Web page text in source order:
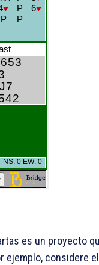
es un proyecto
ejemplo, considere el